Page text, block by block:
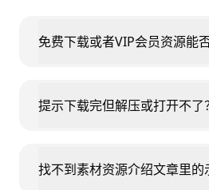
免费下载或者VIP会员资源能
提示下载完但解压或打开不了
找不到素材资源介绍文章里的